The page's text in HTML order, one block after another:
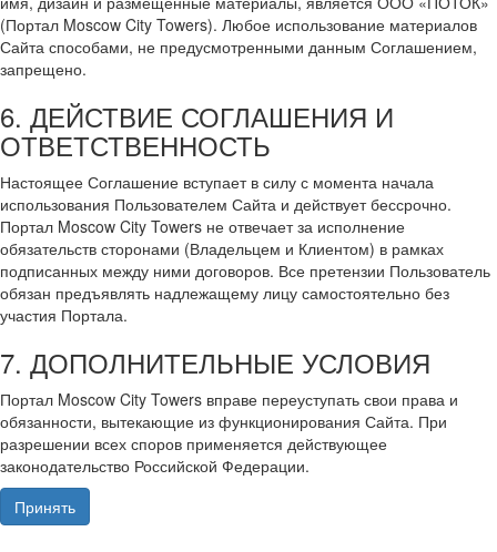
(Портал Moscow City Towers). Любое использование материалов
Сайта способами, не предусмотренными данным Соглашением,
запрещено.
6. ДЕЙСТВИЕ СОГЛАШЕНИЯ И
ОТВЕТСТВЕННОСТЬ
Настоящее Соглашение вступает в силу с момента начала
использования Пользователем Сайта и действует бессрочно.
Портал Moscow City Towers не отвечает за исполнение
обязательств сторонами (Владельцем и Клиентом) в рамках
подписанных между ними договоров. Все претензии Пользователь
обязан предъявлять надлежащему лицу самостоятельно без
участия Портала.
7. ДОПОЛНИТЕЛЬНЫЕ УСЛОВИЯ
Портал Moscow City Towers вправе переуступать свои права и
обязанности, вытекающие из функционирования Сайта. При
разрешении всех споров применяется действующее
законодательство Российской Федерации.
Принять